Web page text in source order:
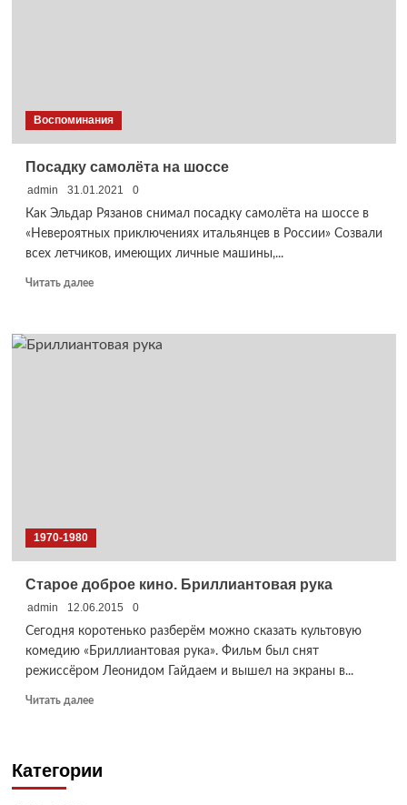
Воспоминания
Посадку самолёта на шоссе
admin 31.01.2021
0
Как Эльдар Рязанов снимал посадку самолёта на шоссе в
«Невероятных приключениях итальянцев в России» Созвали
всех летчиков, имеющих личные машины,...
Читать далееПрочитать
Посадку
самолёта
1970-1980
Старое доброе кино. Бриллиантовая рука
admin 12.06.2015
0
Сегодня коротенько разберём можно сказать культовую
комедию «Бриллиантовая рука». Фильм был снят
режиссёром Леонидом Гайдаем и вышел на экраны в...
Читать далееПрочитать
доброе
Категории